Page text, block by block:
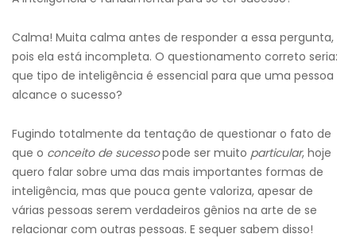
Calma! Muita calma antes de responder a essa pergunta,
pois ela está incompleta. O questionamento correto seria:
que tipo de inteligência é essencial para que uma pessoa
alcance o sucesso?
Fugindo totalmente da tentação de questionar o fato de
que o conceito de sucessopode ser muito particular, hoje
quero falar sobre uma das mais importantes formas de
inteligência, mas que pouca gente valoriza, apesar de
várias pessoas serem verdadeiros gênios na arte de se
relacionar com outras pessoas. E sequer sabem disso!